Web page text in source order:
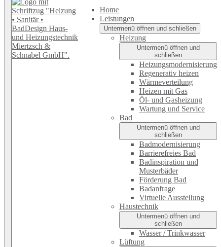
Home
Leistungen
Untermenü öffnen und schließen
Heizung
Untermenü öffnen und
schließen
Heizungsmodernisierung
Regenerativ heizen
Wärmeverteilung
Heizen mit Gas
Öl- und Gasheizung
Wartung und Service
Bad
Untermenü öffnen und
schließen
Badmodernisierung
Barrierefreies Bad
Badinspiration und
Musterbäder
Förderung Bad
Badanfrage
Virtuelle Ausstellung
Haustechnik
Untermenü öffnen und
schließen
Wasser / Trinkwasser
Lüftung